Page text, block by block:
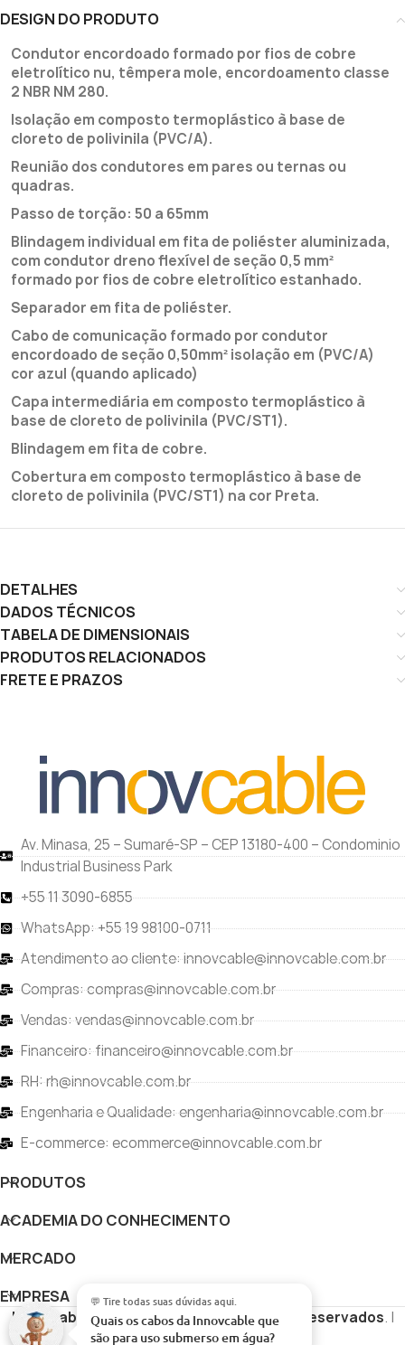
💬 Tire todas suas dúvidas aqui.
Quais os cabos da Innovcable que
são para uso submerso em água?
DESIGN DO PRODUTO
Condutor encordoado formado por fios de cobre
eletrolítico nu, têmpera mole, encordoamento classe
2 NBR NM 280.
Isolação em composto termoplástico à base de
cloreto de polivinila (PVC/A).
Reunião dos condutores em pares ou ternas ou
quadras.
Passo de torção: 50 a 65mm
Blindagem individual em fita de poliéster aluminizada,
com condutor dreno flexível de seção 0,5 mm²
formado por fios de cobre eletrolítico estanhado.
Separador em fita de poliéster.
Cabo de comunicação formado por condutor
encordoado de seção 0,50mm² isolação em (PVC/A)
cor azul (quando aplicado)
Capa intermediária em composto termoplástico à
base de cloreto de polivinila (PVC/ST1).
Blindagem em fita de cobre.
Cobertura em composto termoplástico à base de
cloreto de polivinila (PVC/ST1) na cor Preta.
DETALHES
DADOS TÉCNICOS
TABELA DE DIMENSIONAIS
PRODUTOS RELACIONADOS
FRETE E PRAZOS
Av. Minasa, 25 – Sumaré-SP – CEP 13180-400 – Condominio
Industrial Business Park
+55 11 3090-6855
WhatsApp: +55 19 98100-0711
Atendimento ao cliente: innovcable@innovcable.com.br
Compras: compras@innovcable.com.br
Vendas: vendas@innovcable.com.br
Financeiro: financeiro@innovcable.com.br
RH: rh@innovcable.com.br
Engenharia e Qualidade: engenharia@innovcable.com.br
E-commerce: ecommerce@innovcable.com.br
PRODUTOS
ACADEMIA DO CONHECIMENTO
MERCADO
EMPRESA
Innovcable Copyright Todos os direitos reservados. |
Desenvolvido porVértice Digital